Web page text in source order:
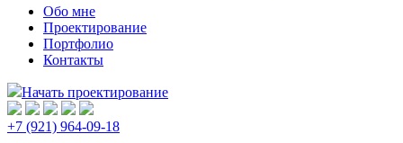
Обо мне
Проектирование
Портфолио
Контакты
Начать проектирование
+7 (921) 964-09-18